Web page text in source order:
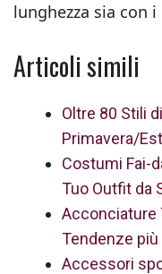
lunghezza sia con i
Articoli simili
Oltre 80 Stili
Primavera/
Costumi Fai-
Tuo Outfit da
Acconciature
Tendenze più
Accessori